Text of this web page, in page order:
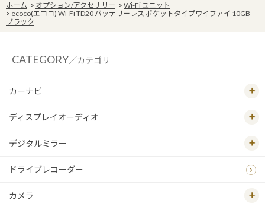
ホーム > オプション/アクセサリー > Wi-Fi ユニット
> ecoco(エココ) Wi-Fi TD20 バッテリーレス ポケットタイプワイファイ 10GB
ブラック
CATEGORY／カテゴリ
カーナビ
ディスプレイオーディオ
デジタルミラー
ドライブレコーダー
カメラ